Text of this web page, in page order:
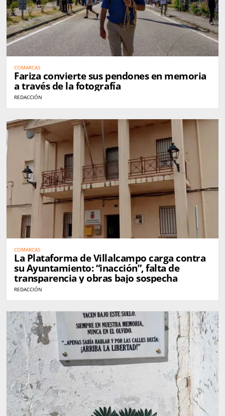
COMARCAS
Fariza convierte sus pendones en memoria
a través de la fotografía
REDACCIÓN
COMARCAS
La Plataforma de Villalcampo carga contra
su Ayuntamiento: “inacción”, falta de
transparencia y obras bajo sospecha
REDACCIÓN